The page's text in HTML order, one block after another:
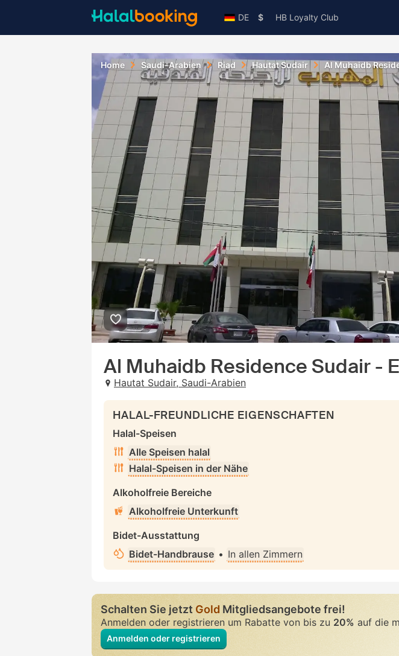
DE $ HB Loyalty Club
Home Saudi-Arabien Riad Hautat Sudair Al Muhaidb
Al Muhaidb Residence Sudair -
Hautat Sudair, Saudi-Arabien
HALAL-FREUNDLICHE EIGENSCHAFTEN
Halal-Speisen
Alle Speisen halal
Halal-Speisen in der Nähe
Alkoholfreie Bereiche
Alkoholfreie Unterkunft
Bidet-Ausstattung
Bidet-Handbrause • In allen Zimmern
Schalten Sie jetztGold Mitgliedsangebote frei!
Anmelden oder registrieren um Rabatte von bis zu 20% auf die
Anmelden oder registrieren